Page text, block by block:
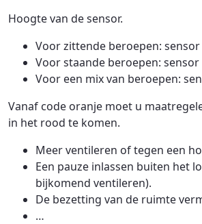
Hoogte van de sensor.
Voor zittende beroepen: sensor
Voor staande beroepen: sensor
Voor een mix van beroepen:
Vanaf code oranje moet u
in het rood te komen.
Meer ventileren of tegen een
Een pauze inlassen buiten het
bijkomend ventileren).
De bezetting van de ruimte
…